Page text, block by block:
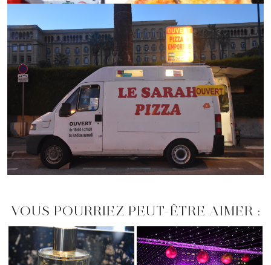
VOUS POURRIEZ PEUT-ÊTRE AIMER :